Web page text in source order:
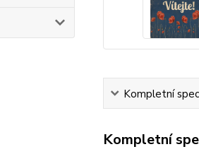
Kompletní
Kompletní